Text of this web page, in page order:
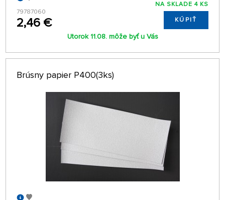
79787060
2,46 €
NA SKLADE 4 KS
KÚPIŤ
Utorok 11.08. môže byť u Vás
Brúsny papier P400(3ks)